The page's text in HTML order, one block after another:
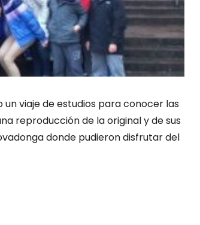
un viaje de estudios para conocer las
reproducción de la original y de sus
donde pudieron disfrutar del